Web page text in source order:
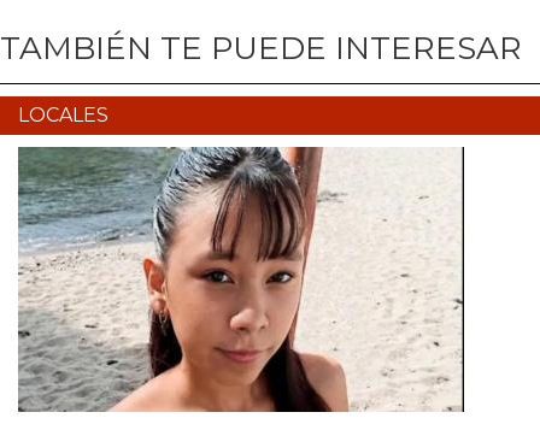
TAMBIÉN TE PUEDE INTERESAR
LOCALES